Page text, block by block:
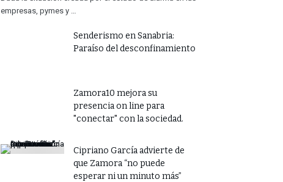
empresas, pymes y …
Senderismo en Sanabria:
Paraíso del desconfinamiento
Zamora10 mejora su
presencia on line para
"conectar" con la sociedad.
​Cipriano García advierte de
que Zamora “no puede
esperar ni un minuto más”